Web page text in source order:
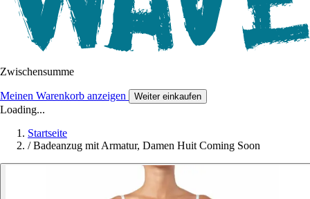
Zwischensumme
Meinen Warenkorb anzeigen Weiter einkaufen
Loading...
Startseite
/ Badeanzug mit Armatur, Damen Huit Coming Soon